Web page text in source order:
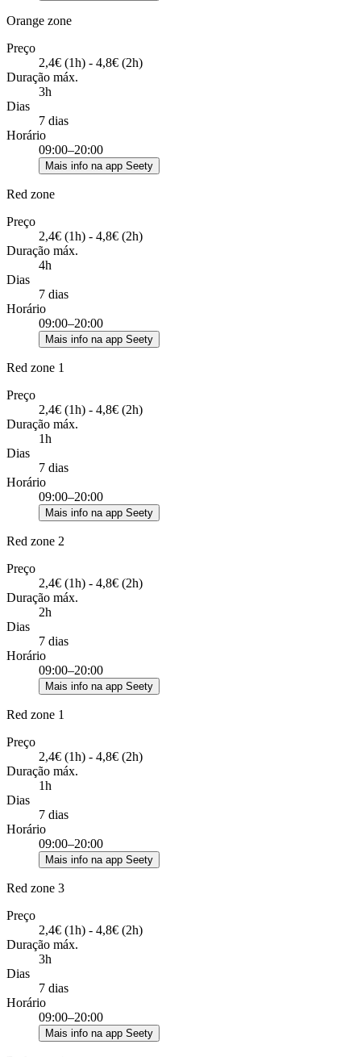
Orange zone
Preço
2,4€ (1h) - 4,8€ (2h)
Duração máx.
3h
Dias
7 dias
Horário
09:00–20:00
Mais info na app Seety
Red zone
Preço
2,4€ (1h) - 4,8€ (2h)
Duração máx.
4h
Dias
7 dias
Horário
09:00–20:00
Mais info na app Seety
Red zone 1
Preço
2,4€ (1h) - 4,8€ (2h)
Duração máx.
1h
Dias
7 dias
Horário
09:00–20:00
Mais info na app Seety
Red zone 2
Preço
2,4€ (1h) - 4,8€ (2h)
Duração máx.
2h
Dias
7 dias
Horário
09:00–20:00
Mais info na app Seety
Red zone 1
Preço
2,4€ (1h) - 4,8€ (2h)
Duração máx.
1h
Dias
7 dias
Horário
09:00–20:00
Mais info na app Seety
Red zone 3
Preço
2,4€ (1h) - 4,8€ (2h)
Duração máx.
3h
Dias
7 dias
Horário
09:00–20:00
Mais info na app Seety